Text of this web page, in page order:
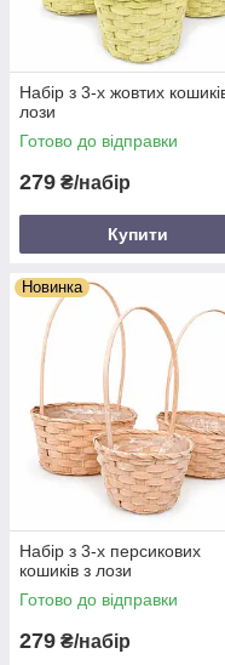
Набір з 3-х жовтих
лози
Готово до відправки
279 ₴/набір
Купити
Новинка
Набір з 3-х персикових
кошиків з лози
Готово до відправки
279 ₴/набір